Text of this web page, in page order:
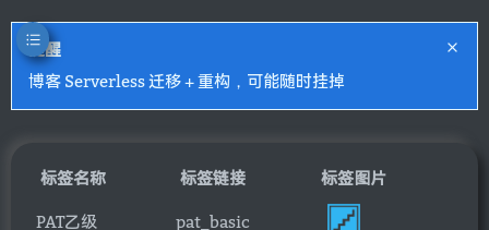
提醒
博客 Serverless 迁移 + 重构，可能随时挂掉
标签名称 标签链接 标签图片
PAT乙级 pat_basic